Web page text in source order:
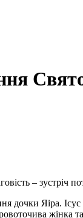
– зустріч
дочки Яіра.
жінка